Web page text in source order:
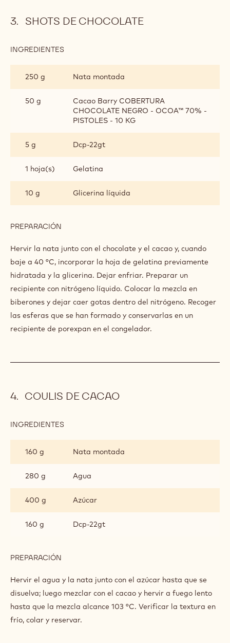
SHOTS DE CHOCOLATE
INGREDIENTES
CHOCOLATE
250 g Nata montada
50 g
Cacao Barry COBERTURA
CHOCOLATE NEGRO - OCOA™ 70% -
PISTOLES - 10 KG
5 g Dcp-22gt
1 hoja(s) Gelatina
10 g Glicerina líquida
PREPARACIÓN
DE
CHOCOLATE
Hervir la nata junto con el chocolate y el cacao y, cuando
baje a 40 °C, incorporar la hoja de gelatina previamente
hidratada y la glicerina. Dejar enfriar. Preparar un
recipiente con nitrógeno líquido. Colocar la mezcla en
biberones y dejar caer gotas dentro del nitrógeno. Recoger
las esferas que se han formado y conservarlas en un
recipiente de porexpan en el congelador.
COULIS DE CACAO
INGREDIENTES
CACAO
160 g Nata montada
280 g Agua
400 g Azúcar
160 g Dcp-22gt
PREPARACIÓN
DE
CACAO
Hervir el agua y la nata junto con el azúcar hasta que se
disuelva; luego mezclar con el cacao y hervir a fuego lento
hasta que la mezcla alcance 103 °C. Verificar la textura en
frío, colar y reservar.